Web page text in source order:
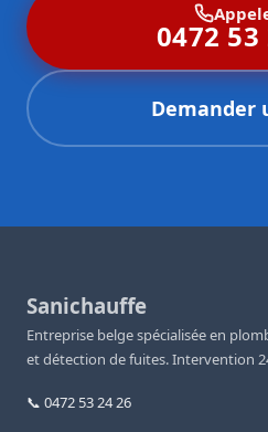
0472 53
Demander
Sanichauffe
Entreprise belge spécialisée en
et détection de fuites. Intervention
📞 0472 53 24 26